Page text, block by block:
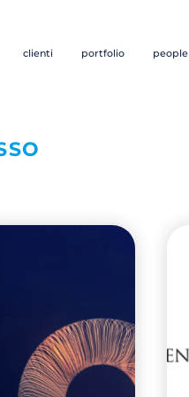
clienti portfolio people